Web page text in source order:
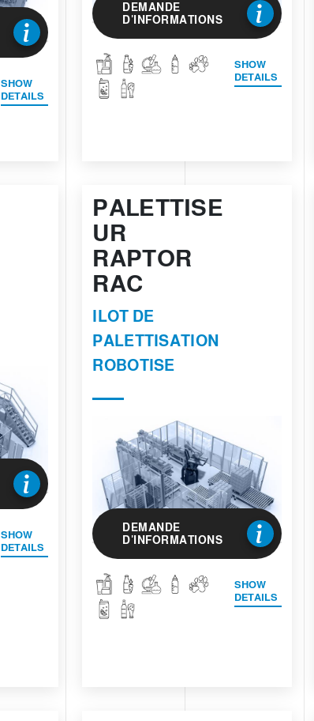
SHOW
DETAILS
DEMANDE
D'INFORMATIONS
SHOW
DETAILS
SHOW
DETAILS
PALETTISE
UR
RAPTOR
RAC
ILOT DE
PALETTISATION
ROBOTISE
DEMANDE
D'INFORMATIONS
SHOW
DETAILS